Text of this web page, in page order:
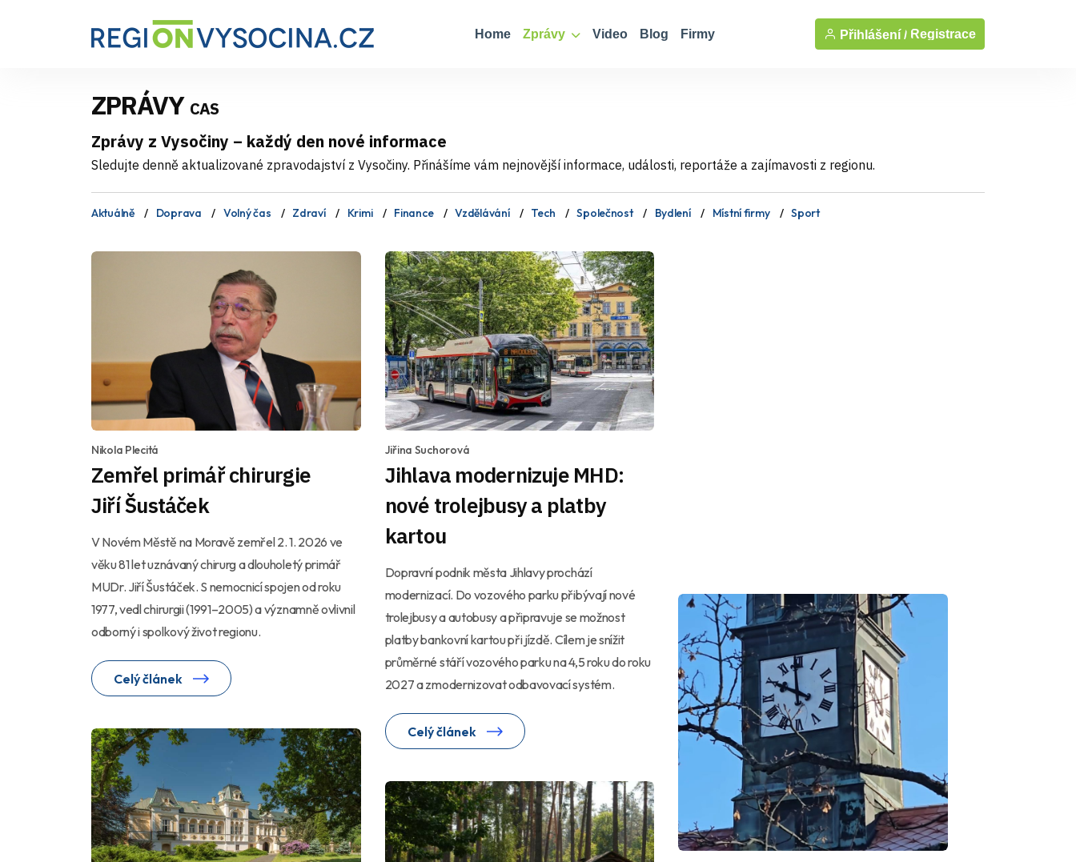
Home Zprávy Video Blog Firmy Přihlášení / Registrace
ZPRÁVY CAS
Zprávy z Vysočiny – každý den nové informace
Sledujte denně aktualizované zpravodajství z Vysočiny. Přinášíme vám nejnovější informace, události, reportáže a zajímavosti z regionu.
Aktuálně Doprava Volný čas Zdraví Krimi Finance Vzdělávání Tech Společnost Bydlení Místní firmy Sport
Nikola Plecitá
Zemřel primář chirurgie
Jiří Šustáček
V Novém Městě na Moravě zemřel 2. 1. 2026 ve
věku 81 let uznávaný chirurg a dlouholetý primář
MUDr. Jiří Šustáček. S nemocnicí spojen od roku
1977, vedl chirurgii (1991–2005) a významně ovlivnil
odborný i spolkový život regionu.
Celý článek
Jiřina Suchorová
Jihlava modernizuje MHD:
nové trolejbusy a platby
kartou
Dopravní podnik města Jihlavy prochází
modernizací. Do vozového parku přibývají nové
trolejbusy a autobusy a připravuje se možnost
platby bankovní kartou při jízdě. Cílem je snížit
průměrné stáří vozového parku na 4,5 roku do roku
2027 a zmodernizovat odbavovací systém.
Celý článek